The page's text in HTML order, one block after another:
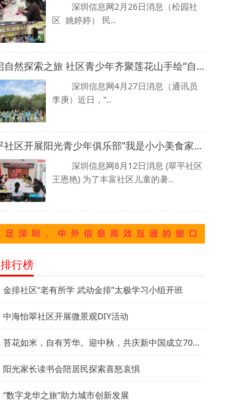
深圳信息网2月26日消息（松园社
区 姚婷婷） 民..
开启自然探索之旅 社区青少年齐聚莲花山手绘“自然笔记”
深圳信息网4月27日消息（通讯员
李庚）近日，“..
翠平社区开展阳光青少年俱乐部“我是小小美食家”小组活动
深圳信息网8月12日消息 (翠平社区
王恩艳) 为了丰富社区儿童的暑..
排行榜
金排社区“老有所学 武动金排”太极学习小组开班
中海怡翠社区开展微景观DIY活动
苔花如米，自有芳华。迎中秋，共庆新中国成立70周年
阳光家长读书会陪居民探索喜怒哀惧
“数字龙华之旅”助力城市创新发展